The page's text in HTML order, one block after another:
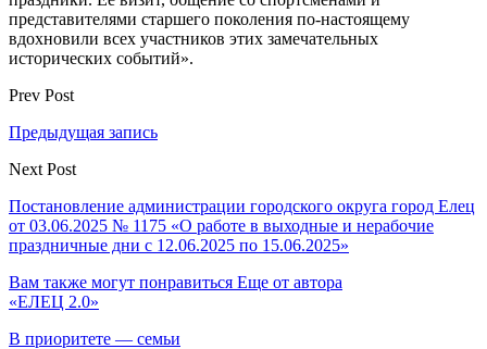
представителями старшего поколения по-настоящему
вдохновили всех участников этих замечательных
исторических событий».
Prev Post
Предыдущая запись
Next Post
Постановление администрации городского округа город Елец
от 03.06.2025 № 1175 «О работе в выходные и нерабочие
праздничные дни с 12.06.2025 по 15.06.2025»
Вам также могут понравиться Еще от автора
«ЕЛЕЦ 2.0»
В приоритете — семьи